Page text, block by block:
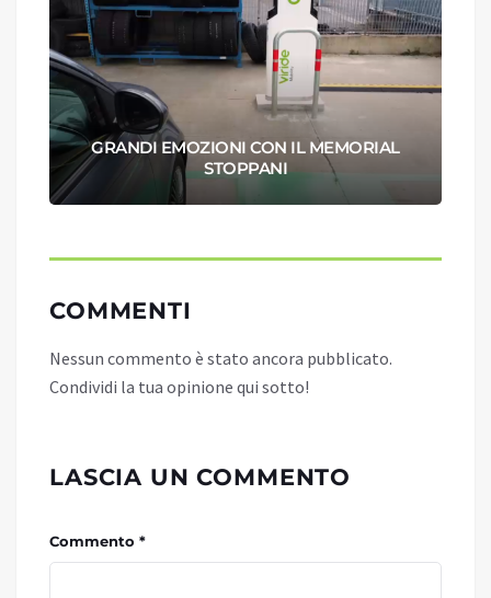
GRANDI EMOZIONI CON IL MEMORIAL
STOPPANI
COMMENTI
Nessun commento è stato ancora pubblicato.
Condividi la tua opinione qui sotto!
LASCIA UN COMMENTO
Commento *